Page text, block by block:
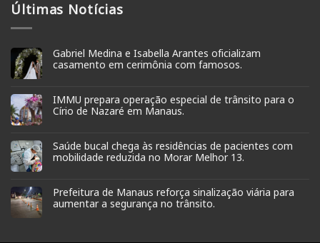
Últimas Notícias
Gabriel Medina e Isabella Arantes oficializam
casamento em cerimônia com famosos.
IMMU prepara operação especial de trânsito para o
Círio de Nazaré em Manaus.
Saúde bucal chega às residências de pacientes com
mobilidade reduzida no Morar Melhor 13.
Prefeitura de Manaus reforça sinalização viária para
aumentar a segurança no trânsito.